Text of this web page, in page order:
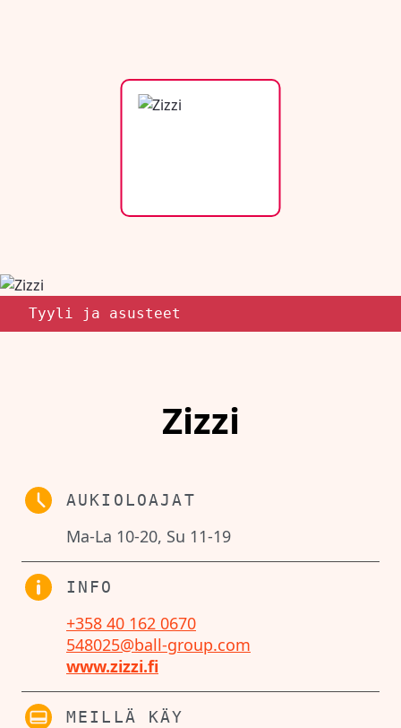
Tyyli ja asusteet
Zizzi
AUKIOLOAJAT
Ma-La 10-20, Su 11-19
INFO
+358 40 162 0670
548025@ball-group.com
www.zizzi.fi
MEILLÄ KÄY